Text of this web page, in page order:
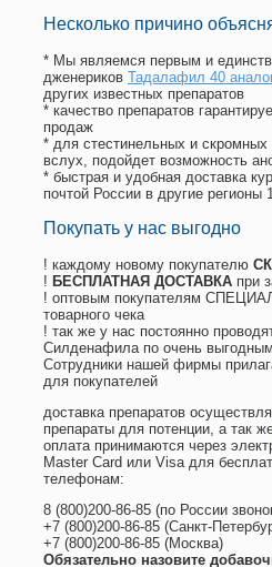
Несколько причино
* Мы являемся первым и
дженериков Тадалафил 40
других известных препаратов
* качество препаратов
продаж
* для стестинельных и скромных
вслух, подойдет возможность
* быстрая и удобная доставка
почтой России в другие регионы
Покупать у нас выгодно
! каждому новому покупателю
! БЕСПЛАТНАЯ ДОСТАВКА при
! оптовым покупателям
товарного чека
! так же у нас постоянно
Силденафила по очень
Cотрудники нашей фирмы
для покупателей
доставка препаратов
препараты для потенции, а так
оплата принимаются через
Master Card или Visa для
телефонам:
8 (800)200-86-85 (по России
+7 (800)200-86-85 (Санкт-
+7 (800)200-86-85 (Москва)
Обязательно назовите